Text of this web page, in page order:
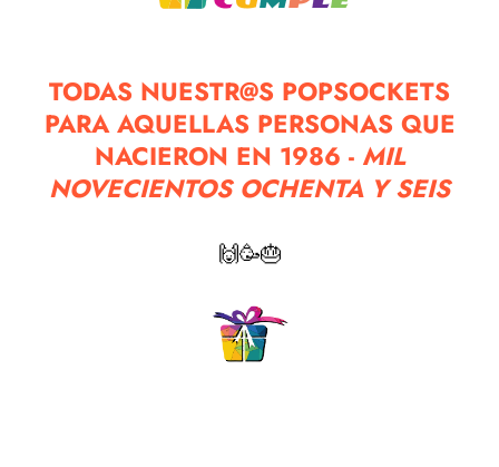
TODAS NUESTR@S POPSOCKETS
PARA AQUELLAS PERSONAS QUE
NACIERON EN 1986 - MIL
NOVECIENTOS OCHENTA Y SEIS
🙌🥳🎂